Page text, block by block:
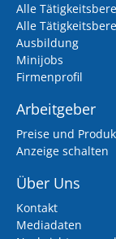
Alle
Alle
Ausbildung
Minijobs
Firmenprofil
Arbeitgeber
Preise und
Anzeige schalten
Über Uns
Kontakt
Mediadaten